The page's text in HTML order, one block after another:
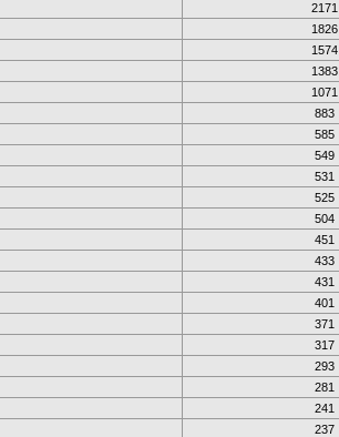
2171
1826
1574
1383
1071
883
585
549
531
525
504
451
433
431
401
371
317
293
281
241
237